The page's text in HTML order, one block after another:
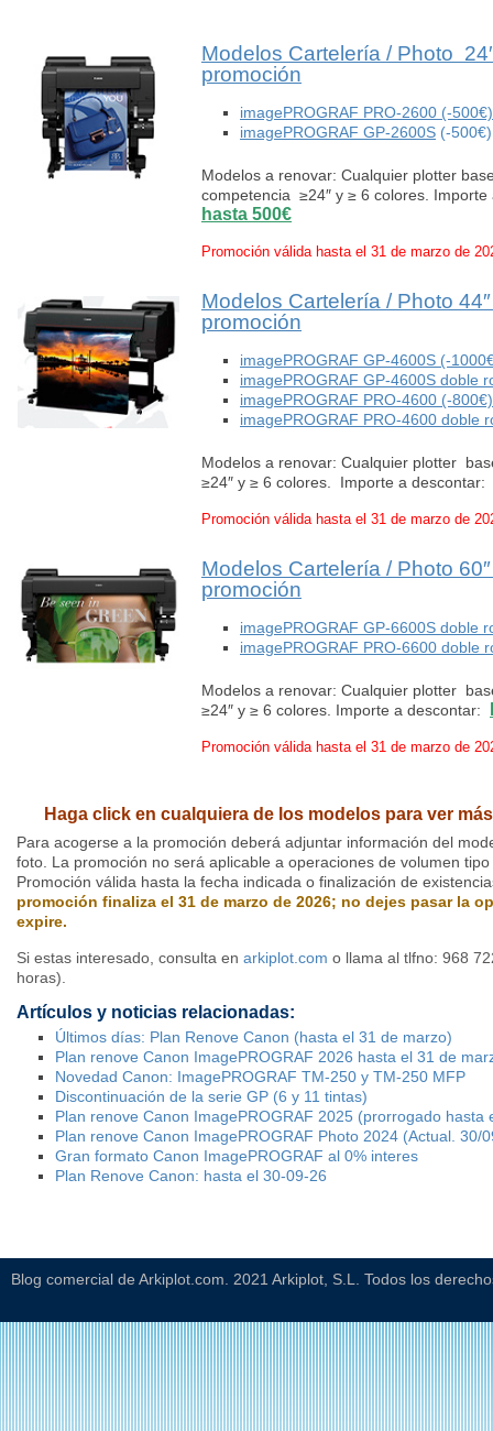
Modelos Cartelería / Photo
promoción
imagePROGRAF PRO-2600 (-500€)
imagePROGRAF GP-2600S (-500€)
Modelos a renovar: Cualquier plotter
competencia ≥24″ y ≥ 6 colores.
hasta 500€
Promoción válida hasta el 31 de marzo de
Modelos Cartelería / Photo
promoción
imagePROGRAF GP-4600S (-
imagePROGRAF GP-4600S doble
imagePROGRAF PRO-4600 (-800€)
imagePROGRAF PRO-4600 doble
Modelos a renovar: Cualquier plotter
≥24″ y ≥ 6 colores. Importe a descontar:
Promoción válida hasta el 31 de marzo de
Modelos Cartelería / Photo
promoción
imagePROGRAF GP-6600S doble
imagePROGRAF PRO-6600 doble
Modelos a renovar: Cualquier plotter
≥24″ y ≥ 6 colores. Importe a descontar:
Promoción válida hasta el 31 de marzo de
Haga click en cualquiera de los modelos para ver
Para acogerse a la promoción deberá adjuntar información del
foto. La promoción no será aplicable a operaciones de volumen
Promoción válida hasta la fecha indicada o finalización de
promoción finaliza el 31 de marzo de 2026; no dejes pasar la
expire.
Si estas interesado, consulta en arkiplot.com o llama al tlfno: 968
horas).
Artículos y noticias relacionadas:
Últimos días: Plan Renove Canon (hasta el 31 de marzo)
Plan renove Canon ImagePROGRAF 2026 hasta el 31 de
Novedad Canon: ImagePROGRAF TM-250 y TM-250 MFP
Discontinuación de la serie GP (6 y 11 tintas)
Plan renove Canon ImagePROGRAF 2025 (prorrogado hasta
Plan renove Canon ImagePROGRAF Photo 2024 (Actual. 30/
Gran formato Canon ImagePROGRAF al 0% interes
Plan Renove Canon: hasta el 30-09-26
Blog comercial de Arkiplot.com. 2021 Arkiplot, S.L. Todos los